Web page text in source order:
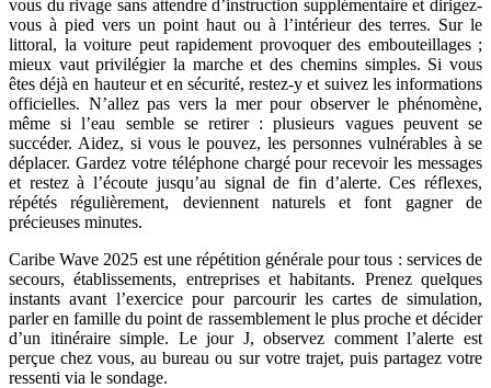
vous du rivage sans attendre d’instruction supplémentaire et dirigez-
vous à pied vers un point haut ou à l’intérieur des terres. Sur le
littoral, la voiture peut rapidement provoquer des embouteillages ;
mieux vaut privilégier la marche et des chemins simples. Si vous
êtes déjà en hauteur et en sécurité, restez-y et suivez les informations
officielles. N’allez pas vers la mer pour observer le phénomène,
même si l’eau semble se retirer : plusieurs vagues peuvent se
succéder. Aidez, si vous le pouvez, les personnes vulnérables à se
déplacer. Gardez votre téléphone chargé pour recevoir les messages
et restez à l’écoute jusqu’au signal de fin d’alerte. Ces réflexes,
répétés régulièrement, deviennent naturels et font gagner de
précieuses minutes.
Caribe Wave 2025 est une répétition générale pour tous : services de
secours, établissements, entreprises et habitants. Prenez quelques
instants avant l’exercice pour parcourir les cartes de simulation,
parler en famille du point de rassemblement le plus proche et décider
d’un itinéraire simple. Le jour J, observez comment l’alerte est
perçue chez vous, au bureau ou sur votre trajet, puis partagez votre
ressenti via le sondage.